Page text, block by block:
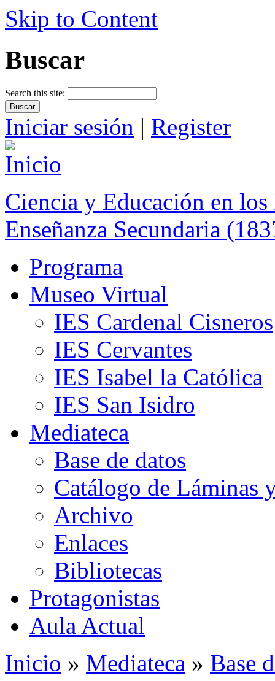
Skip to Content
Buscar
Search this site:
Iniciar sesión | Register
Ciencia y Educación en
Enseñanza Secundaria
Programa
Museo Virtual
IES Cardenal Cisneros
IES Cervantes
IES Isabel la Católica
IES San Isidro
Mediateca
Base de datos
Catálogo de Láminas
Archivo
Enlaces
Bibliotecas
Protagonistas
Aula Actual
Inicio » Mediateca » Base